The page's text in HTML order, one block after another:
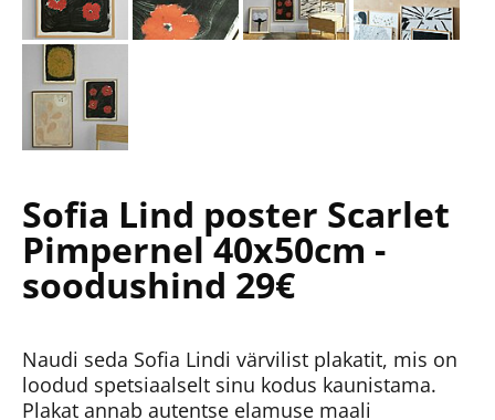
Sofia Lind poster Scarlet
Pimpernel 40x50cm -
soodushind 29€
Naudi seda Sofia Lindi värvilist plakatit, mis on
loodud spetsiaalselt sinu kodus kaunistama.
Plakat annab autentse elamuse maali